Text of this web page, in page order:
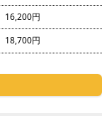
16,200円
18,700円